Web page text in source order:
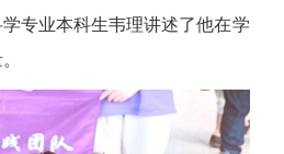
专业本科生韦理讲述了他在学